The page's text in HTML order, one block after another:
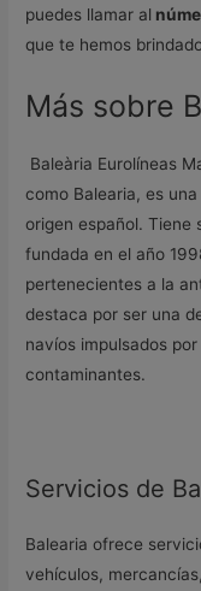
puedes llamar al
que te hemos
Más sobre
Baleària Eurolíneas
como Balearia, es
origen español. Tiene
fundada en el año
pertenecientes a la
destaca por ser una
navíos impulsados
contaminantes.
Servicios de
Balearia ofrece
vehículos,